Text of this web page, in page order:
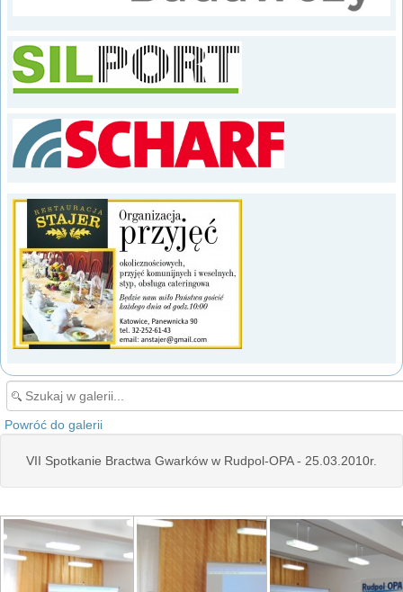
Powróć do galerii
VII Spotkanie Bractwa Gwarków w Rudpol-OPA - 25.03.2010r.